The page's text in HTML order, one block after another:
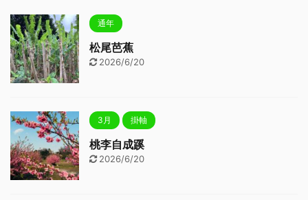
通年
松尾芭蕉
2026/6/20
3月 掛軸
桃李自成蹊
2026/6/20